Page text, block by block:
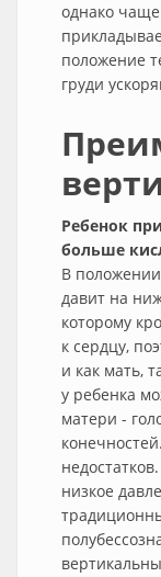
однако чаще
положение
груди
Ребенок
больше
В
давит на
которому
к сердцу,
и как мать,
у ребенка
матери -
низкое